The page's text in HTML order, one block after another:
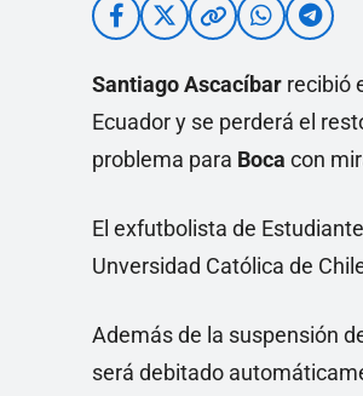
Santiago Ascacíbar recibió
Ecuador y se perderá el
problema para Boca con
El exfutbolista de
Unversidad Católica de
Además de la suspensión
será debitado